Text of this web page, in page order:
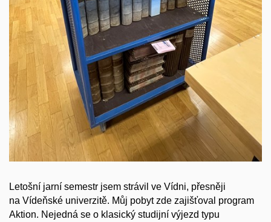
Letošní jarní semestr jsem strávil ve Vídni, přesněji
na Vídeňské univerzitě. Můj pobyt zde zajišťoval program
Aktion. Nejedná se o klasický studijní výjezd typu